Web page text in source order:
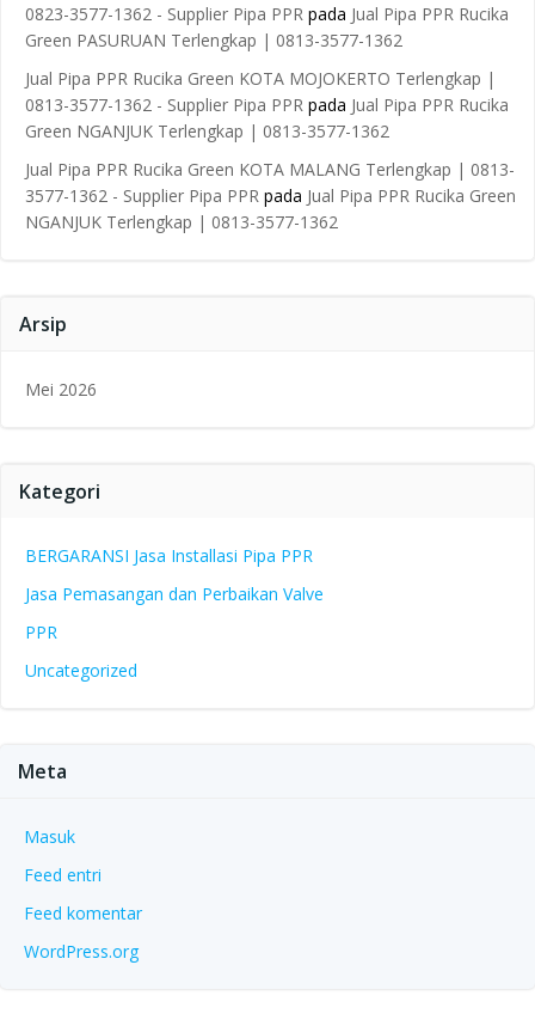
0823-3577-1362 - Supplier Pipa PPR pada Jual Pipa PPR Rucika
Green PASURUAN Terlengkap | 0813-3577-1362
Jual Pipa PPR Rucika Green KOTA MOJOKERTO Terlengkap |
0813-3577-1362 - Supplier Pipa PPR pada Jual Pipa PPR Rucika
Green NGANJUK Terlengkap | 0813-3577-1362
Jual Pipa PPR Rucika Green KOTA MALANG Terlengkap | 0813-
3577-1362 - Supplier Pipa PPR pada Jual Pipa PPR Rucika Green
NGANJUK Terlengkap | 0813-3577-1362
Arsip
Mei 2026
Kategori
BERGARANSI Jasa Installasi Pipa PPR
Jasa Pemasangan dan Perbaikan Valve
PPR
Uncategorized
Meta
Masuk
Feed entri
Feed komentar
WordPress.org